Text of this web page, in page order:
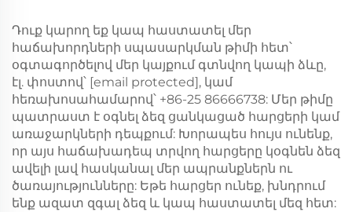
Դուք կարող եք կապ հաստատել մեր
հաճախորդների սպասարկման թիմի հետ՝
օգտագործելով մեր կայքում գտնվող կապի ձևը,
էլ. փոստով՝ [email protected] , կամ
հեռախոսահամարով՝ +86-25 86666738: Մեր թիմը
պատրաստ է օգնել ձեզ ցանկացած հարցերի կամ
առաջարկների դեպքում: Խորապես հույս ունենք,
որ այս հաճախադեպ տրվող հարցերը կօգնեն ձեզ
ավելի լավ հասկանալ մեր ապրանքներն ու
ծառայությունները: Եթե հարցեր ունեք, խնդրում
ենք ազատ զգալ ձեզ և կապ հաստատել մեզ հետ: